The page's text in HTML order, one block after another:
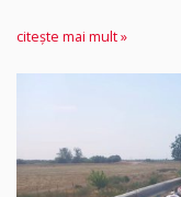
citește mai mult »